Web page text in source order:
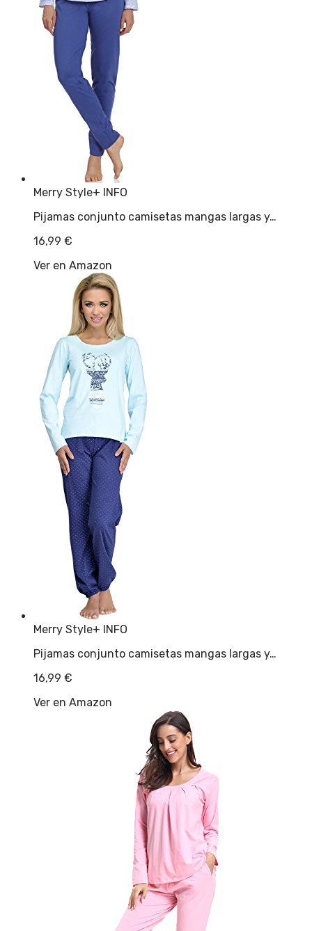
Merry Style+ INFO
Pijamas conjunto camisetas mangas largas y…
16,99 €
Ver en Amazon
Merry Style+ INFO
Pijamas conjunto camisetas mangas largas y…
16,99 €
Ver en Amazon